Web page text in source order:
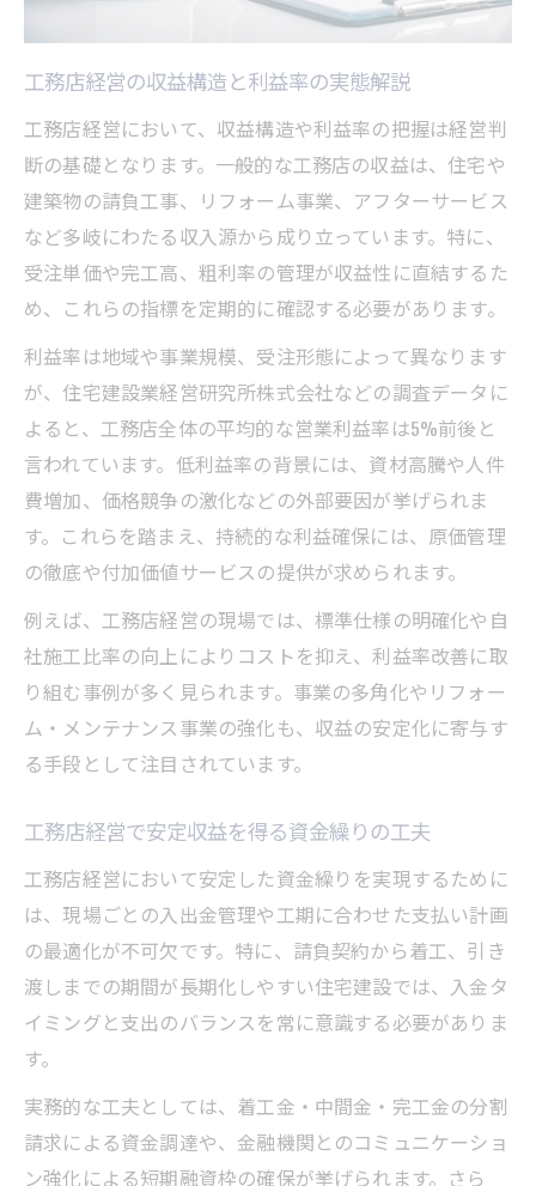
工務店経営でよくある課題とその解決手法
ーチ
現場発の工務店経営課題への実務的対応例
工務店経営研究で得た課題克服のポイント
工務店経営の課題を組織力で乗り越える方
年収や利益バランスの現実に迫る
工務店経営における年収と経営安定性の関
経営研究視点で見る工務店年収の妥当性
工務店経営の利益バランスと報酬制度の工
夫
年収向上を目指す工務店経営改善の実践例
工務店の弱点を補う経営改善の方法
工務店経営で指摘される主な弱点と対策
工務店経営の弱点克服に役立つ具体的実務
経営研究を活かした工務店の弱み補完策
工務店経営の信頼向上を図る改善ポイント
顧客不安を解消する工務店経営の工夫
工務店経営の長期安定を目指すビジネスモ
経営研究が示す持続可能な工務店経営設計
工務店経営で重要な収益基盤の構築法
工務店経営モデルの進化と将来性の見極め
工務店経営の収益構造と利益率の実態解説
工務店経営において、収益構造や利益率の把握は経営判
断の基礎となります。一般的な工務店の収益は、住宅や
建築物の請負工事、リフォーム事業、アフターサービス
など多岐にわたる収入源から成り立っています。特に、
受注単価や完工高、粗利率の管理が収益性に直結するた
め、これらの指標を定期的に確認する必要があります。
利益率は地域や事業規模、受注形態によって異なります
が、住宅建設業経営研究所株式会社などの調査データに
よると、工務店全体の平均的な営業利益率は5%前後と
言われています。低利益率の背景には、資材高騰や人件
費増加、価格競争の激化などの外部要因が挙げられま
す。これらを踏まえ、持続的な利益確保には、原価管理
の徹底や付加価値サービスの提供が求められます。
例えば、工務店経営の現場では、標準仕様の明確化や自
社施工比率の向上によりコストを抑え、利益率改善に取
り組む事例が多く見られます。事業の多角化やリフォー
ム・メンテナンス事業の強化も、収益の安定化に寄与す
る手段として注目されています。
工務店経営で安定収益を得る資金繰りの工夫
工務店経営において安定した資金繰りを実現するために
は、現場ごとの入出金管理や工期に合わせた支払い計画
の最適化が不可欠です。特に、請負契約から着工、引き
渡しまでの期間が長期化しやすい住宅建設では、入金タ
イミングと支出のバランスを常に意識する必要がありま
す。
実務的な工夫としては、着工金・中間金・完工金の分割
請求による資金調達や、金融機関とのコミュニケーショ
ン強化による短期融資枠の確保が挙げられます。さら